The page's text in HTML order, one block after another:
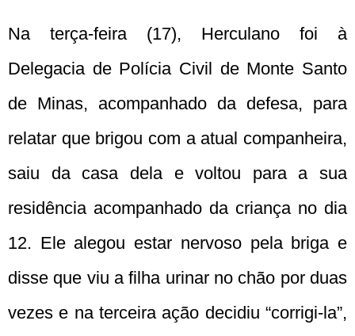
Na terça-feira (17), Herculano foi à
Delegacia de Polícia Civil de Monte Santo
de Minas, acompanhado da defesa, para
relatar que brigou com a atual companheira,
saiu da casa dela e voltou para a sua
residência acompanhado da criança no dia
12. Ele alegou estar nervoso pela briga e
disse que viu a filha urinar no chão por duas
vezes e na terceira ação decidiu “corrigi-la”,